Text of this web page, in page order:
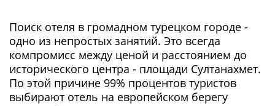
Поиск отеля в громадном турецком городе -
одно из непростых занятий. Это всегда
компромисс между ценой и расстоянием до
исторического центра - площади Султанахмет.
По этой причине 99% процентов туристов
выбирают отель на европейском берегу